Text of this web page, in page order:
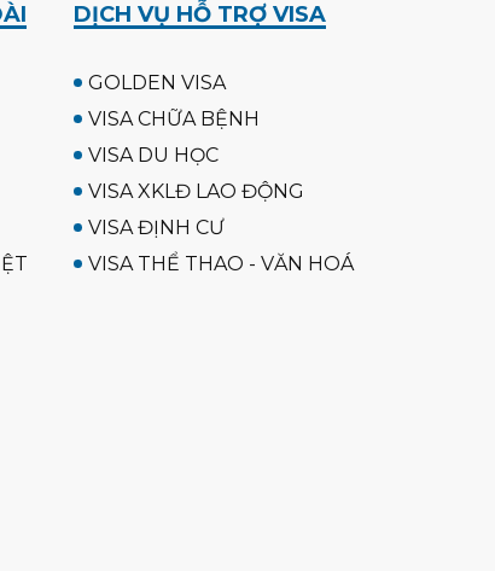
DỊCH VỤ HỖ TRỢ VISA
GOLDEN VISA
VISA CHỮA BỆNH
VISA DU HỌC
VISA XKLĐ LAO ĐỘNG
VISA ĐỊNH CƯ
VISA THỂ THAO - VĂN HOÁ